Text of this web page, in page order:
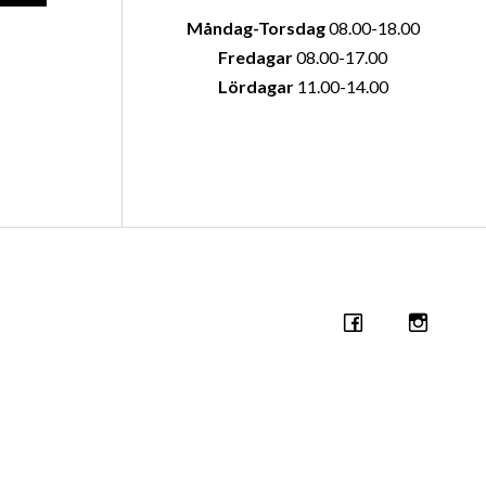
Måndag-Torsdag08.00-18.00
Fredagar08.00-17.00
Lördagar11.00-14.00